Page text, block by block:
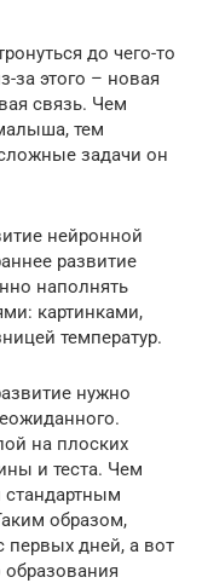
до чего-то
за этого – новая
связь. Чем
тем
задачи он
нейронной
развитие
наполнять
картинками,
температур.
нужно
на плоских
и теста. Чем
образом,
дней, а вот